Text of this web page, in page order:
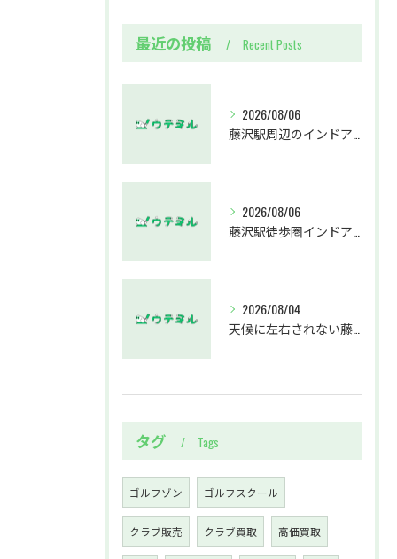
最近の投稿 Recent Posts
2026/08/06
2026/08/06
2026/08/04
タグ Tags
ゴルフゾン ゴルフスクール
クラブ販売 クラブ買取 高価買取